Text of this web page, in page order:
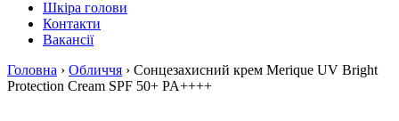
Шкіра голови
Контакти
Вакансії
Головна › Обличчя › Сонцезахисний крем Merique UV Bright
Protection Cream SPF 50+ PA++++